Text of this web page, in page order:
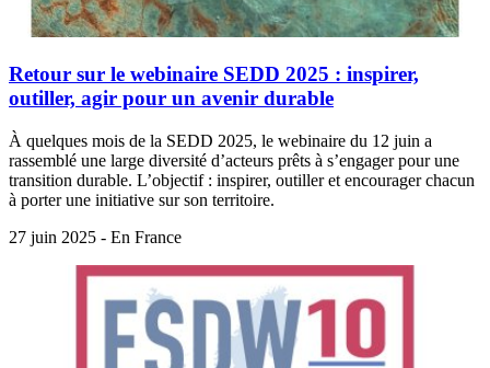
Retour sur le webinaire SEDD 2025 : inspirer,
outiller, agir pour un avenir durable
À quelques mois de la SEDD 2025, le webinaire du 12 juin a
rassemblé une large diversité d’acteurs prêts à s’engager pour une
transition durable. L’objectif : inspirer, outiller et encourager chacun
à porter une initiative sur son territoire.
27 juin 2025 - En France